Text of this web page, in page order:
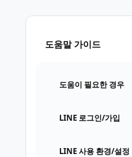
도움말 가이드
도움이 필요한 경우
LINE 로그인/가입
LINE 사용 환경/설정